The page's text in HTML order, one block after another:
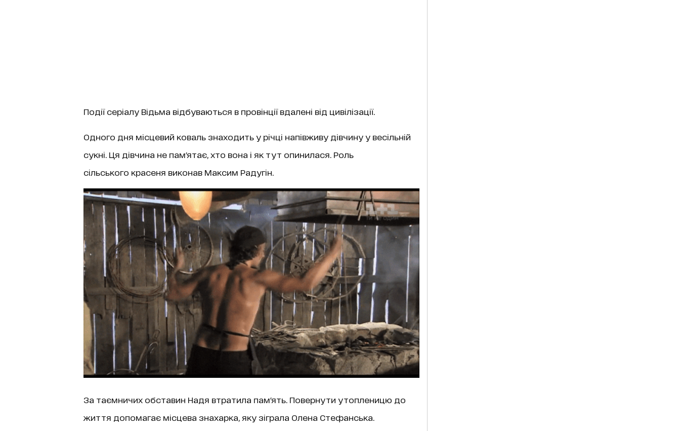
Події серіалу Відьма відбуваються в провінції вдалені від цивілізації.
Одного дня місцевий коваль знаходить у річці напівживу дівчину у весільній
сукні. Ця дівчина не пам'ятає, хто вона і як тут опинилася. Роль
сільського красеня виконав Максим Радугін.
За таємничих обставин Надя втратила пам'ять. Повернути утопленицю до
життя допомагає місцева знахарка, яку зіграла Олена Стефанська.